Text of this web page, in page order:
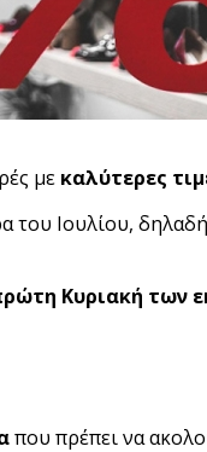
με καλύτερες
του Ιουλίου,
Κυριακή των
που πρέπει να